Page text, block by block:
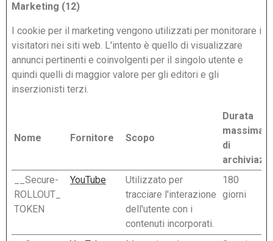
Marketing (12)
I cookie per il marketing vengono utilizzati per monitorare i
visitatori nei siti web. L'intento è quello di visualizzare
annunci pertinenti e coinvolgenti per il singolo utente e
quindi quelli di maggior valore per gli editori e gli
inserzionisti terzi.
Nome Fornitore Scopo
Durata
massima
di
__Secure-
ROLLOUT_
TOKEN
YouTube
Utilizzato per
tracciare l'interazione
dell'utente con i
contenuti incorporati.
180
giorni